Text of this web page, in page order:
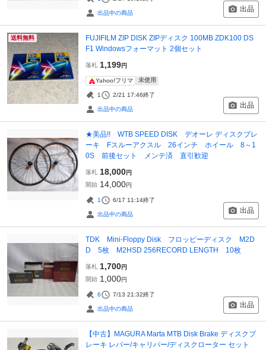
出品中の商品 出品
送料無料
FUJIFILM ZIP DISK ZIPディスク 100MB ZDK100 DS
F1 Windowsフォーマット 2個セット
落札 1,199円
Yahoo!フリマ 未使用
1 2/21 17:46終了
出品中の商品 出品
★美品!! WTB SPEED DISK デオーレ ディスクブレ
ーキ Fスルーアクスル 26インチ ホイール 8～1
0S 前後セット メンテ済 直引歓迎
落札 18,000円
開始 14,000円
1 6/17 11:14終了
出品中の商品 出品
TDK Mini-Floppy Disk フロッピーディスク M2D
D 5枚 M2HSD 256RECORD LENGTH 10枚
落札 1,700円
開始 1,000円
6 7/13 21:32終了
出品中の商品 出品
【中古】MAGURA Marta MTB Disk Brake ディスクブ
レーキ レバー/キャリパー/ディスクローター セット